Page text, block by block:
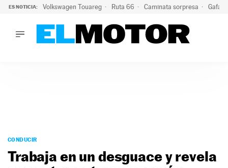
ES NOTICIA: Volkswagen Touareg Ruta 66 Caminata sorpresa Gafas
PODCAST
MOTOS
CONDUCIR
Trabaja en un desguace y revela